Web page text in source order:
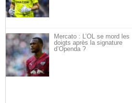
Mercato : L’OL se mord les
doigts après la signature
d’Openda ?